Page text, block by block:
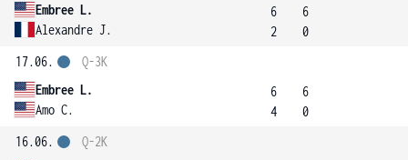
Embree L.
Alexandre J.
6
2
6
0
17.06.
Embree L.
Amo C.
Q-3K
6
4
6
0
16.06.
Q-2K